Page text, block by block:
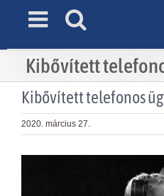
Kibővített
Kibővített telefonos
2020. március 27.